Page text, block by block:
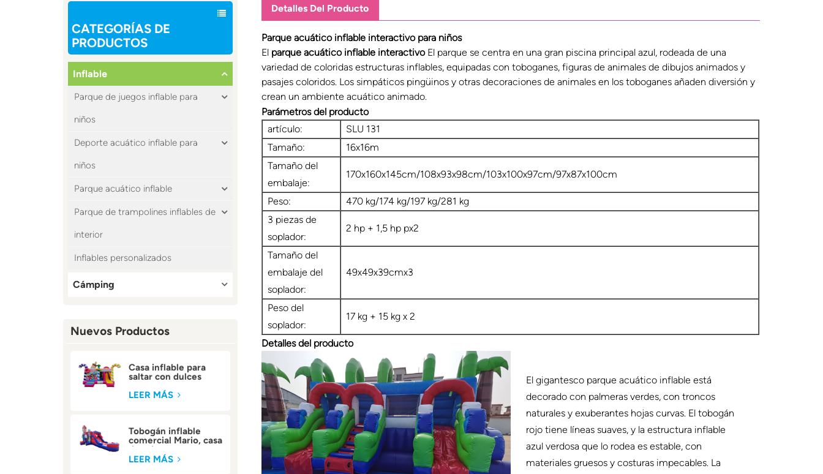
CATEGORÍAS DE
PRODUCTOS
Inflable
Parque de juegos inflable para
niños
Deporte acuático inflable para
niños
Parque acuático inflable
Parque de trampolines inflables de
interior
Inflables personalizados
Cámping
Nuevos Productos
Casa inflable para
saltar con dulces
niños
LEER MÁS
Tobogán inflable
comercial Mario, casa
de rebote
LEER MÁS
Detalles Del Producto
Parque acuático inflable interactivo para niños
El parque acuático inflable interactivoEl parque se centra en una gran piscina principal azul, rodeada de una
variedad de coloridas estructuras inflables, equipadas con toboganes, figuras de animales de dibujos animados y
pasajes coloridos. Los simpáticos pingüinos y otras decoraciones de animales en los toboganes añaden diversión y
crean un ambiente acuático animado.
Parámetros del producto
artículo:
SLU 131
Tamaño:
16x16m
Tamaño del
embalaje:
170x160x145cm/108x93x98cm/103x100x97cm/97x87x100cm
Peso:
470 kg/174 kg/197 kg/281 kg
3 piezas de
soplador:
2 hp + 1,5 hp px2
Tamaño del
embalaje del
soplador:
49x49x39cmx3
Peso del
soplador:
17 kg + 15 kg x 2
Detalles del producto
El gigantesco parque acuático inflable está
decorado con palmeras verdes, con troncos
naturales y exuberantes hojas curvas. El tobogán
rojo tiene líneas suaves, y la estructura inflable
azul verdosa que lo rodea es estable, con
materiales gruesos y costuras impecables. La